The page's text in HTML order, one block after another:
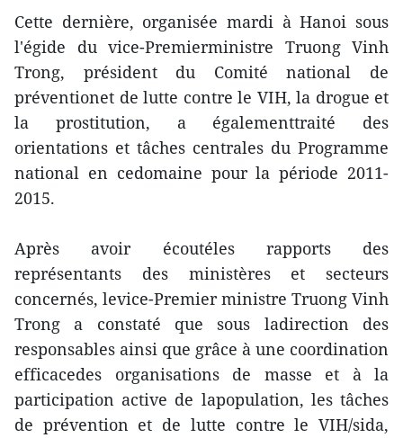
Cette dernière, organisée mardi à Hanoi sous
l'égide du vice-Premierministre Truong Vinh
Trong, président du Comité national de
préventionet de lutte contre le VIH, la drogue et
la prostitution, a égalementtraité des
orientations et tâches centrales du Programme
national en cedomaine pour la période 2011-
2015.
Après avoir écoutéles rapports des
représentants des ministères et secteurs
concernés, levice-Premier ministre Truong Vinh
Trong a constaté que sous ladirection des
responsables ainsi que grâce à une coordination
efficacedes organisations de masse et à la
participation active de lapopulation, les tâches
de prévention et de lutte contre le VIH/sida,